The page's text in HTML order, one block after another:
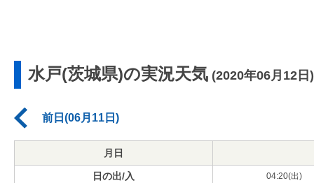
水戸(茨城県)の実況天気 (2020年06月12日)
前日(06月11日)
月日
日の出/入 04:20(出)